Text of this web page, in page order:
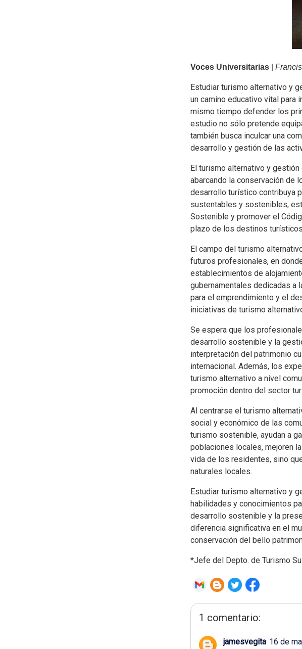
Voces Universitarias
Estudiar turismo alternativo y
un camino educativo vital para
mismo tiempo defender los
estudio no sólo pretende
también busca inculcar una
desarrollo y gestión de las
El turismo alternativo y
abarcando la conservación de
desarrollo turístico contribuya
sustentables y sostenibles,
Sostenible y promover el
plazo de los destinos
El campo del turismo
futuros profesionales, en
establecimientos de
gubernamentales dedicadas a
para el emprendimiento y el
iniciativas de turismo
Se espera que los
desarrollo sostenible y la
interpretación del patrimonio
internacional. Además, los
turismo alternativo a nivel
promoción dentro del sector
Al centrarse el turismo
social y económico de las
turismo sostenible, ayudan a
poblaciones locales, mejoren
vida de los residentes, sino
naturales locales.
Estudiar turismo alternativo y
habilidades y conocimientos
desarrollo sostenible y la
diferencia significativa en el
conservación del bello
*Jefe del Depto. de Turismo
1 comentario:
jamesvegita 16 de